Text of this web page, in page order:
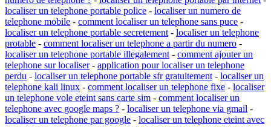
localiser un telephone portable police - localiser un numero de
telephone mobile - comment localiser un telephone sans puce -
localiser un telephone portable secretement - localiser un telephone
protable - comment localiser un telephone a partir du numero -
localiser un telephone portable illegalement - comment ajouter un
telephone sur localiser- application pour localiser un telephone
perdu - localiser un telephone portable sfr gratuitement - localiser un
telephone kali linux - comment localiser un telephone fixe - localiser
un telephone vole eteint sans carte sim - comment localiser un
telephone avec google maps ? - localiser un telephone via gmail -
localiser un telephone par google - localiser un telephone eteint avec